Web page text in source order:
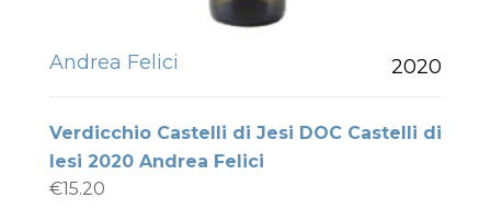
Andrea Felici 2020
Verdicchio Castelli di Jesi DOC Castelli di
Iesi 2020 Andrea Felici
€15.20